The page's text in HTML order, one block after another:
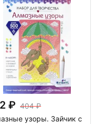
404
узоры. Зайчик с